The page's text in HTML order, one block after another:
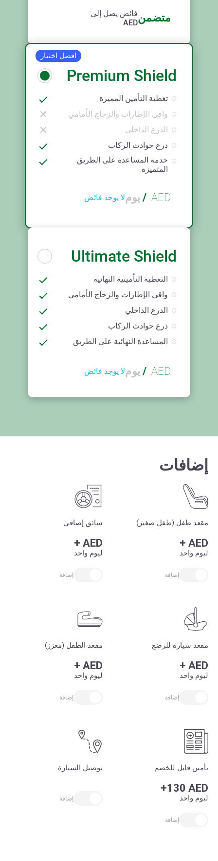
متضمنفائض يصل إلى
AED
افضل اختيار
Premium Shield
تغطية التأمين المميزة
واقي الإطارات والزجاج الأمامي
الدرع الداخلي
درع حوادث الركاب
خدمة المساعدة على الطريق
المتميزة
AED
/ يوملا يوجد فائض
Ultimate Shield
التغطية التأمينية النهائية
واقي الإطارات والزجاج الأمامي
الدرع الداخلي
درع حوادث الركاب
المساعدة النهائية على الطريق
AED
/ يوملا يوجد فائض
إضافات
مقعد طفل (طفل صغير)
+AED
ليوم واحد
إضافة
سائق إضافي
+AED
ليوم واحد
إضافة
مقعد سيارة للرضع
+AED
ليوم واحد
إضافة
مقعد الطفل (معزز)
+AED
ليوم واحد
إضافة
تأمين قابل للخصم
+130 AED
ليوم واحد
إضافة
توصيل السيارة
إضافة